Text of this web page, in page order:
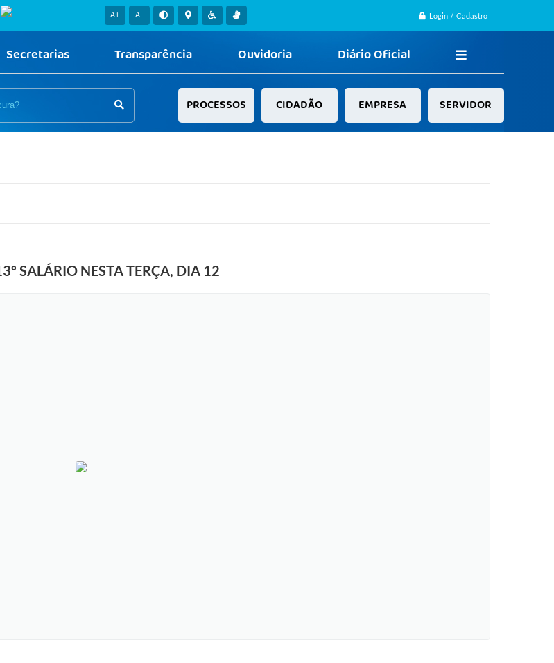
Login / Cadastro
A+ A-
Secretarias Transparência Ouvidoria Diário Oficial
PROCESSOS CIDADÃO EMPRESA SERVIDOR
SALÁRIO NESTA TERÇA, DIA 12